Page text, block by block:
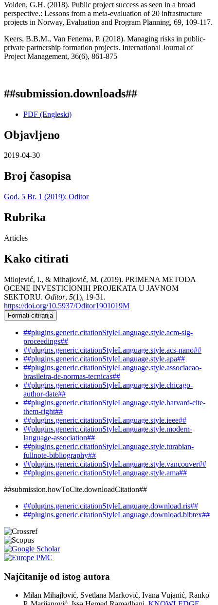
Volden, G.H. (2018). Public project success as seen in a broad
perspective.: Lessons from a meta-evaluation of 20 infrastructure
projects in Norway, Evaluation and Program Planning, 69, 109-117.
Keers, B.B.M., Van Fenema, P. (2018). Managing risks in public-
private partnership formation projects. International Journal of
Project Management, 36(6), 861-875
##submission.downloads##
PDF (Engleski)
Objavljeno
2019-04-30
Broj časopisa
God. 5 Br. 1 (2019): Oditor
Rubrika
Articles
Kako citirati
Milojević, I., & Mihajlović, M. (2019). PRIMENA METODA
OCENE INVESTICIONIH PROJEKATA U JAVNOM
SEKTORU. Oditor, 5(1), 19-31.
https://doi.org/10.5937/Oditor1901019M
Formati citiranja
##plugins.generic.citationStyleLanguage.style.acm-sig-
proceedings##
##plugins.generic.citationStyleLanguage.style.acs-nano##
##plugins.generic.citationStyleLanguage.style.apa##
##plugins.generic.citationStyleLanguage.style.associacao-
brasileira-de-normas-tecnicas##
##plugins.generic.citationStyleLanguage.style.chicago-
author-date##
##plugins.generic.citationStyleLanguage.style.harvard-cite-
them-right##
##plugins.generic.citationStyleLanguage.style.ieee##
##plugins.generic.citationStyleLanguage.style.modern-
language-association##
##plugins.generic.citationStyleLanguage.style.turabian-
fullnote-bibliography##
##plugins.generic.citationStyleLanguage.style.vancouver##
##plugins.generic.citationStyleLanguage.style.ama##
##submission.howToCite.downloadCitation##
##plugins.generic.citationStyleLanguage.download.ris##
##plugins.generic.citationStyleLanguage.download.bibtex##
Najčitanije od istog autora
Milan Mihajlović, Svetlana Marković, Ivana Vujanić, Ranko